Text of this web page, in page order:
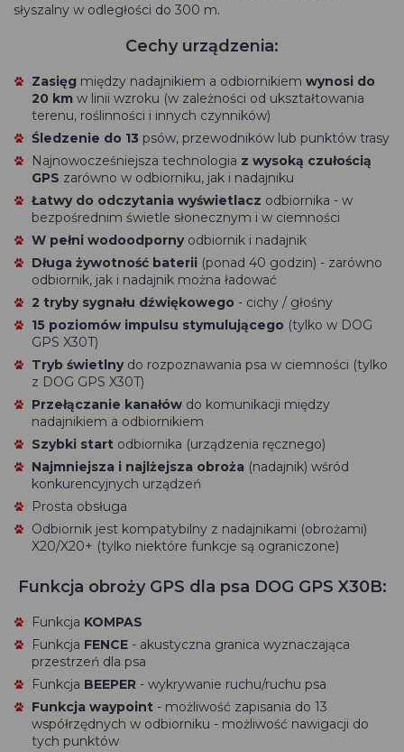
słyszalny w odległości do 300 m.
Cechy urządzenia:
Zasięg między nadajnikiem a odbiornikiem wynosi do
20 km w linii wzroku (w zależności od ukształtowania
terenu, roślinności i innych czynników)
Śledzenie do 13 psów, przewodników lub punktów trasy
Najnowocześniejsza technologia z wysoką czułością
GPS zarówno w odbiorniku, jak i nadajniku
Łatwy do odczytania wyświetlacz odbiornika - w
bezpośrednim świetle słonecznym i w ciemności
W pełni wodoodporny odbiornik i nadajnik
Długa żywotność baterii (ponad 40 godzin) - zarówno
odbiornik, jak i nadajnik można ładować
2 tryby sygnału dźwiękowego - cichy / głośny
15 poziomów impulsu stymulującego (tylko w DOG
GPS X30T)
Tryb świetlny do rozpoznawania psa w ciemności (tylko
z DOG GPS X30T)
Przełączanie kanałów do komunikacji między
nadajnikiem a odbiornikiem
Szybki start odbiornika (urządzenia ręcznego)
Najmniejsza i najlżejsza obroża (nadajnik) wśród
konkurencyjnych urządzeń
Prosta obsługa
Odbiornik jest kompatybilny z nadajnikami (obrożami)
X20/X20+ (tylko niektóre funkcje są ograniczone)
Funkcja obroży GPS dla psa DOG GPS X30B:
Funkcja KOMPAS
Funkcja FENCE - akustyczna granica wyznaczająca
przestrzeń dla psa
Funkcja BEEPER - wykrywanie ruchu/ruchu psa
Funkcja waypoint - możliwość zapisania do 13
współrzędnych w odbiorniku - możliwość nawigacji do
tych punktów